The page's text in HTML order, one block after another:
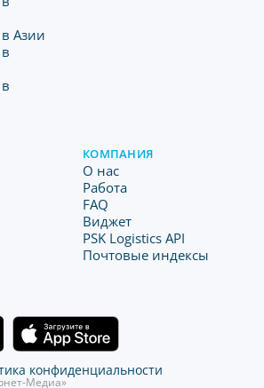
Азии
КОМПАНИЯ
O нас
Работа
FAQ
Виджет
PSK Logistics API
Почтовые индексы
Медиа»
конфиденциальности